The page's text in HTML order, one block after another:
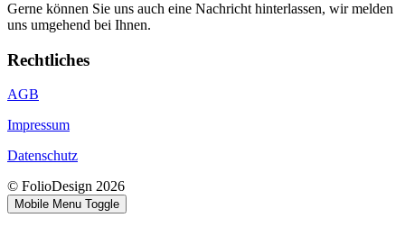
Gerne können Sie uns auch eine Nachricht hinterlassen, wir melden
uns umgehend bei Ihnen.
Rechtliches
AGB
Impressum
Datenschutz
© FolioDesign 2026
Mobile Menu Toggle